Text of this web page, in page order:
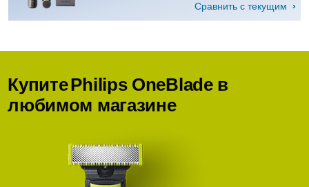
Сравнить с текущим
КупитеPhilips OneBladeв
любимом магазине